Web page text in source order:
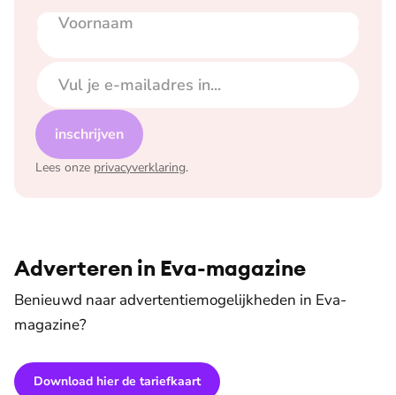
Voornaam
E-mailadres
inschrijven
Lees onze privacyverklaring.
Adverteren in Eva-magazine
Benieuwd naar advertentiemogelijkheden in Eva-
magazine?
Download hier de tariefkaart